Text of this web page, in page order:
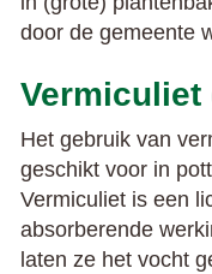
door de gemeente
Vermiculiet
Het gebruik van
geschikt voor in
Vermiculiet is een
absorberende
laten ze het vocht